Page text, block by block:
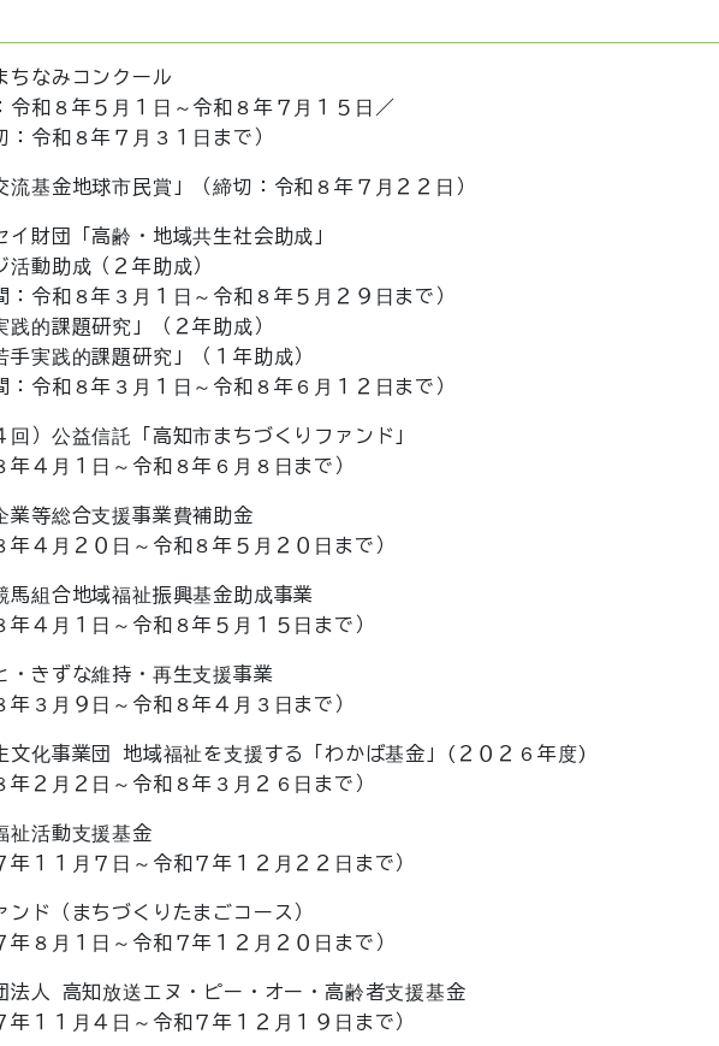
みコンクール
年５月１日～令和８年７月１５日／
８年７月３１日まで）
金地球市民賞」（締切：令和８年７月２２日）
団「高齢・地域共生社会助成」
助成（２年助成）
月１日～令和８年５月２９日まで）
課題研究」（２年助成）
究」（１年助成）
月１日～令和８年６月１２日まで）
公益信託「高知市まちづくりファンド」
１日～令和８年６月８日まで）
総合支援事業費補助金
２０日～令和８年５月２０日まで）
合地域福祉振興基金助成事業
１日～令和８年５月１５日まで）
ずな維持・再生支援事業
９日～令和８年４月３日まで）
業団 地域福祉を支援する「わかば基金」(２０２６年度)
２日～令和８年３月２６日まで）
活動支援基金
月７日～令和７年１２月２２日まで）
（まちづくりたまごコース）
１日～令和７年１２月２０日まで）
高知放送エヌ・ピー・オー・高齢者支援基金
月４日～令和７年１２月１９日まで）